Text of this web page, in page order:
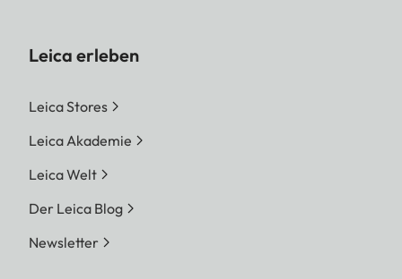
Leica erleben
Leica Stores
Leica Akademie
Leica Welt
Der Leica Blog
Newsletter